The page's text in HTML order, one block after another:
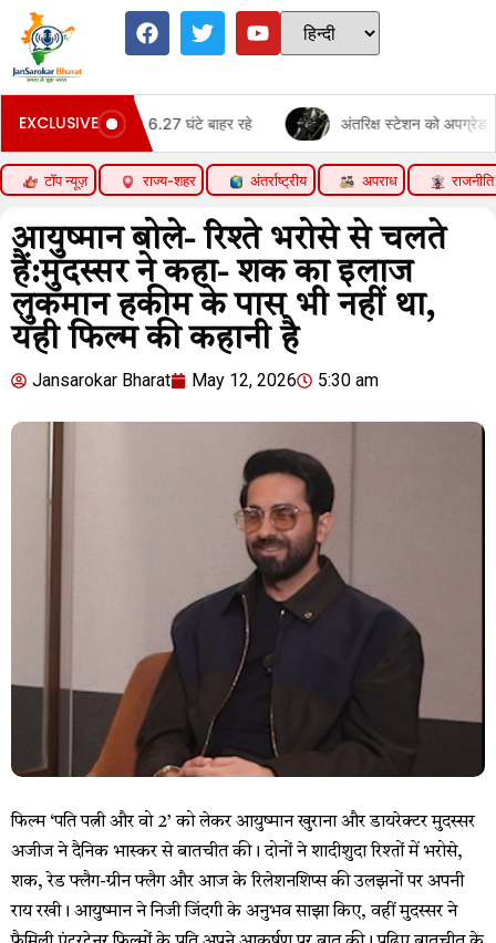
EXCLUSIVE
लगाई; 6.27 घंटे बाहर रहे अंतरिक्ष स्टेशन को अपग्रेड करने नासा
टॉप न्यूज़ राज्य-शहर अंतर्राष्ट्रीय अपराध राजनीति
आयुष्मान बोले- रिश्ते भरोसे से चलते
हैं:मुदस्सर ने कहा- शक का इलाज
लुकमान हकीम के पास भी नहीं था,
यही फिल्म की कहानी है
Jansarokar Bharat May 12, 2026 5:30 am
फिल्म ‘पति पत्नी और वो 2’ को लेकर आयुष्मान खुराना और डायरेक्टर मुदस्सर
अजीज ने दैनिक भास्कर से बातचीत की। दोनों ने शादीशुदा रिश्तों में भरोसे,
शक, रेड फ्लैग-ग्रीन फ्लैग और आज के रिलेशनशिप्स की उलझनों पर अपनी
राय रखी। आयुष्मान ने निजी जिंदगी के अनुभव साझा किए, वहीं मुदस्सर ने